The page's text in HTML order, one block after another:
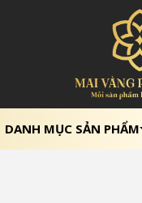
DANH MỤC SẢN PHẨM